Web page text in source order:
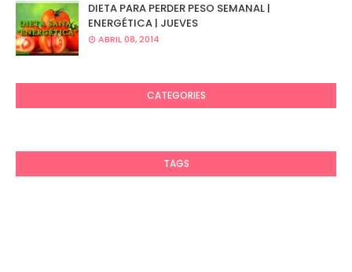
DIETA PARA PERDER PESO SEMANAL |
ENERGÉTICA | JUEVES
ABRIL 08, 2014
CATEGORIES
TAGS